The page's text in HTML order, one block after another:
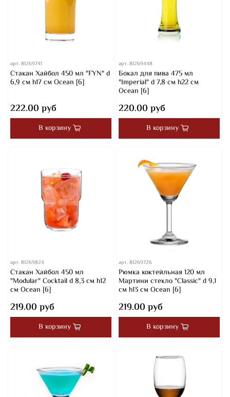
арт.81269741
Стакан Хайбол 450 мл "FYN" d
6,9 см h17 см Ocean [6]
222.00 руб
В корзину
арт.81269448
Бокал для пива 475 мл
"Imperial" d 7,8 см h22 см
Ocean [6]
220.00 руб
В корзину
арт.81269824
Стакан Хайбол 450 мл
"Modular" Cocktail d 8,3 см h12
см Ocean [6]
219.00 руб
В корзину
арт.81269726
Рюмка коктейльная 120 мл
Мартини стекло "Classic" d 9,1
см h13 см Ocean [6]
219.00 руб
В корзину